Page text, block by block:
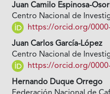
Juan Camilo Espinosa-
Centro Nacional de
https://orcid.org/0000-
Juan Carlos García-López
Centro Nacional de
https://orcid.org/
Hernando Duque Orrego